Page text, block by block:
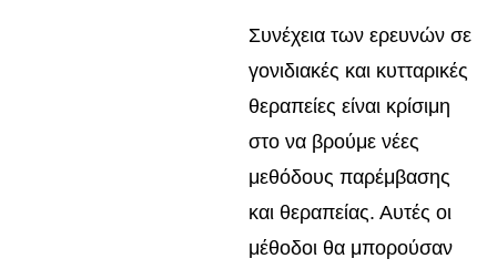
Συνέχεια των ερευνών σε
γονιδιακές και κυτταρικές
θεραπείες είναι κρίσιμη
στο να βρούμε νέες
μεθόδους παρέμβασης
και θεραπείας. Αυτές οι
μέθοδοι θα μπορούσαν